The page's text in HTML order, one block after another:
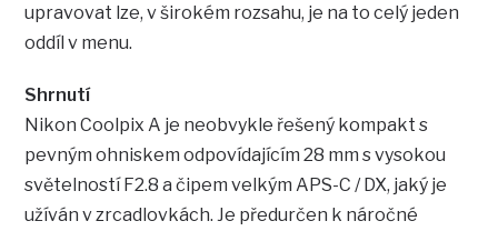
upravovat lze, v širokém rozsahu, je na to celý jeden
oddíl v menu.
Shrnutí
Nikon Coolpix A je neobvykle řešený kompakt s
pevným ohniskem odpovídajícím 28 mm s vysokou
světelností F2.8 a čipem velkým APS-C / DX, jaký je
užíván v zrcadlovkách. Je předurčen k náročné